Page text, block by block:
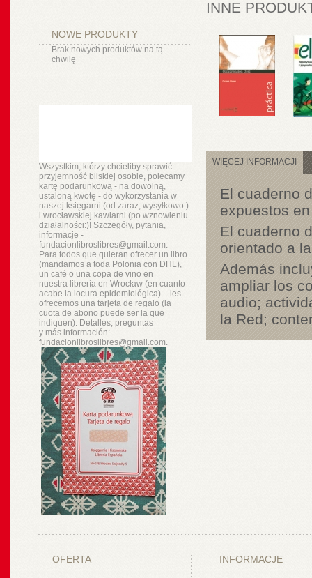
NOWE PRODUKTY
Brak nowych produktów na tą
chwilę
Wszystkim, którzy chcieliby sprawić
przyjemność bliskiej osobie, polecamy
kartę podarunkową - na dowolną,
ustaloną kwotę - do wykorzystania w
naszej księgarni (od zaraz, wysyłkowo:)
i wrocławskiej kawiarni (po wznowieniu
działalności:)! Szczegóły, pytania,
informacje -
fundacionlibroslibres@gmail.com.
Para todos que quieran ofrecer un libro
(mandamos a toda Polonia con DHL),
un café o una copa de vino en
nuestra libreríaen Wrocław (en cuanto
acabe la locura epidemiológica) - les
ofrecemos una tarjeta de regalo (la
cuota de abono puede ser la que
indiquen). Detalles, preguntas
y másinformación:
fundacionlibroslibres@gmail.com.
INNE
WIĘCEJ INFORMACJI
El cuaderno
expuestos
El cuaderno
orientado a
Además
ampliar los
audio;
la Red;
OFERTA INFORMACJE